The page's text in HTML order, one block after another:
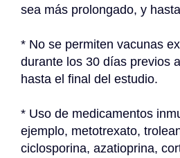
sea más prolongado, y
* No se permiten vacunas
durante los 30 días previos
hasta el final del estudio.
* Uso de medicamentos
ejemplo, metotrexato,
ciclosporina, azatioprina,